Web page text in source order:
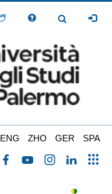
Toggle
ENG ZHO GER SPA